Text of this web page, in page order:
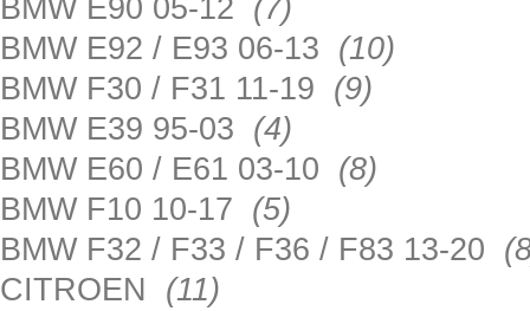
BMW E90 05-12 (7)
BMW E92 / E93 06-13 (10)
BMW F30 / F31 11-19 (9)
BMW E39 95-03 (4)
BMW E60 / E61 03-10 (8)
BMW F10 10-17 (5)
BMW F32 / F33 / F36 / F83 13-20
CITROEN (11)